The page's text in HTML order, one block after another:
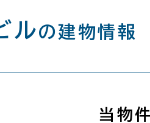
ルの建物情報
当物